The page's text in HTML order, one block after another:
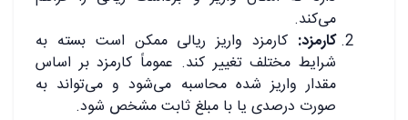
می‌کند.
کارمزد: کارمزد واریز ریالی ممکن است بسته به
شرایط مختلف تغییر کند. عموماً کارمزد بر اساس
مقدار واریز شده محاسبه می‌شود و می‌تواند به
صورت درصدی یا با مبلغ ثابت مشخص شود.